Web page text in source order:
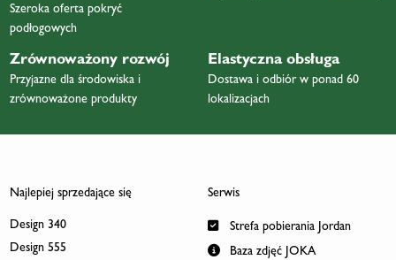
Szeroka oferta pokryć
podłogowych
Zrównoważony rozwój
Przyjazne dla środowiska i
zrównoważone produkty
Elastyczna obsługa
Dostawa i odbiór w ponad 60
lokalizacjach
Najlepiej sprzedające się
Design 340
Design 555
Serwis
Strefa pobierania Jordan
Baza zdjęć JOKA